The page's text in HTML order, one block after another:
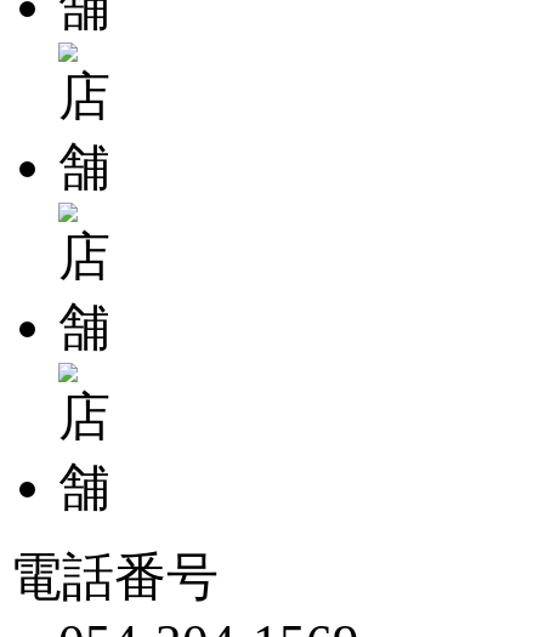
電話番号